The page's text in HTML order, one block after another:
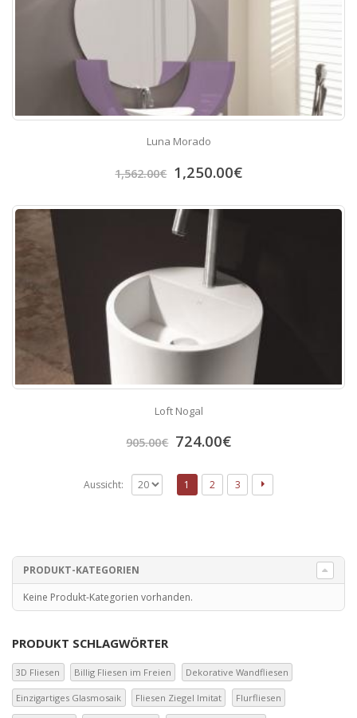
Luna Morado
1,562.00€ 1,250.00€
Loft Nogal
905.00€ 724.00€
Aussicht: 1 2 3
PRODUKT-KATEGORIEN
Keine Produkt-Kategorien vorhanden.
PRODUKT SCHLAGWÖRTER
3D Fliesen Billig Fliesen im Freien Dekorative Wandfliesen
Einzigartiges Glasmosaik Fliesen Ziegel Imitat Flurfliesen